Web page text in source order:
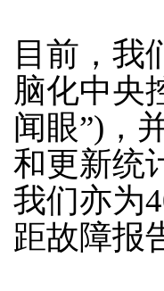
目前，我
脑化中央
闻眼”)，
和更新统
我们亦为
距故障报